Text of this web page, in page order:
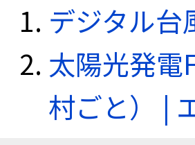
デジタル台
太陽光発電
村ごと） |